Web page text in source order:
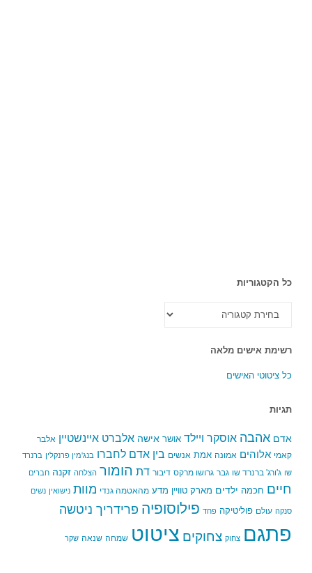
כל הקטגוריות
הקטגוריות
רשימת אישים מלאה
כל ציטוטי האישים
תגיות
אדם אהבה אוסקר ויילד אושר אישה אלברט איינשטיין אלבר
קאמי אלוהים אמונה אמת אנשים בין אדם לחברו בנג'מין פרנקלין ברנרד
שו ג'ורג' ברנרד שו גבר גרושו מרקס דיבור דת הומור הצלחה זקנה חברים
חיים חכמה ילדים מארק טוויין מדע מהאטמה גנדי מוות נישואין נשים
סנקה עולם פוליטיקה פחד פילוסופיה פרידריך ניטשה
פתגם צחוק צחוקים ציטוט שמחה שנאה שקר